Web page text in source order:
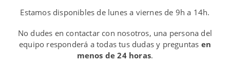
Estamos disponibles de lunes a viernes de 9h a 14h.
No dudes en contactar con nosotros, una persona del
equipo responderá a todas tus dudas y preguntas en
menos de 24 horas.